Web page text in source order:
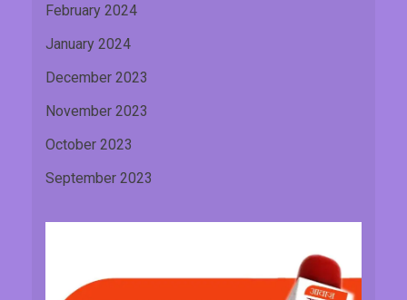
February 2024
January 2024
December 2023
November 2023
October 2023
September 2023